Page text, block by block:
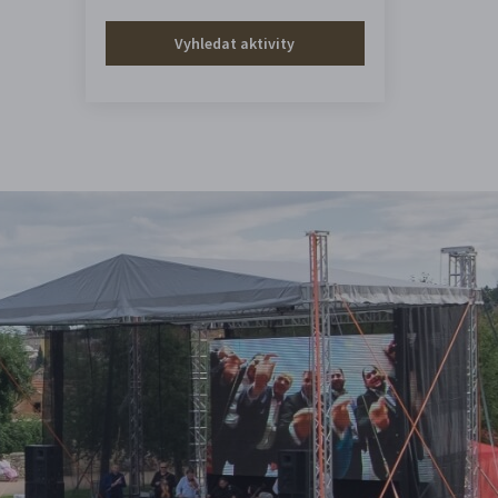
Vyhledat aktivity